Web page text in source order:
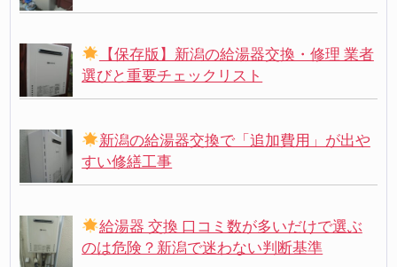
【保存版】新潟の給湯器交換・修理 業者
選びと重要チェックリスト
新潟の給湯器交換で「追加費用」が出や
すい修繕工事
給湯器 交換 口コミ数が多いだけで選ぶ
のは危険？新潟で迷わない判断基準